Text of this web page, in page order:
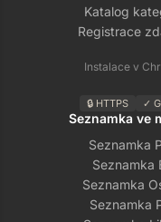
Katalog
Registrace
Instalace v
🔒 HTTPS ✓
Seznamka ve
Seznamka
Seznamka
Seznamka
Seznamka